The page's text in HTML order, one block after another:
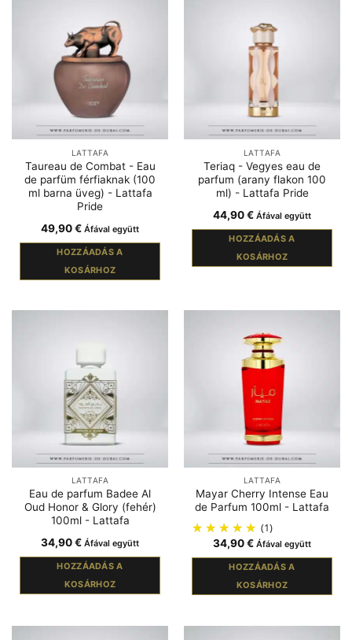
LATTAFA
Taureau de Combat - Eau
de parfüm férfiaknak (100
ml barna üveg) - Lattafa
Pride
49,90€ Áfával együtt
HOZZÁADÁS A
KOSÁRHOZ
LATTAFA
Teriaq - Vegyes eau de
parfum (arany flakon 100
ml) - Lattafa Pride
44,90€ Áfával együtt
HOZZÁADÁS A
KOSÁRHOZ
LATTAFA
Eau de parfum Badee Al
Oud Honor & Glory (fehér)
100ml - Lattafa
34,90€ Áfával együtt
HOZZÁADÁS A
KOSÁRHOZ
LATTAFA
Mayar Cherry Intense Eau
de Parfum 100ml - Lattafa
(1)
34,90€ Áfával együtt
HOZZÁADÁS A
KOSÁRHOZ